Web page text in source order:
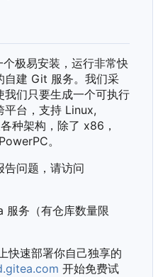
极易安装，运行非常快
自建 Git 服务。我们采
们只要生成一个可执行
平台，支持 Linux,
种架构，除了 x86 ，
。
告问题，请访问
服务（有仓库数量限
快速部署你自己独享的
开始免费试